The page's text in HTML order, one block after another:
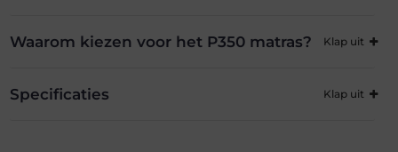
Waarom kiezen voor het P350 matras?
Specificaties